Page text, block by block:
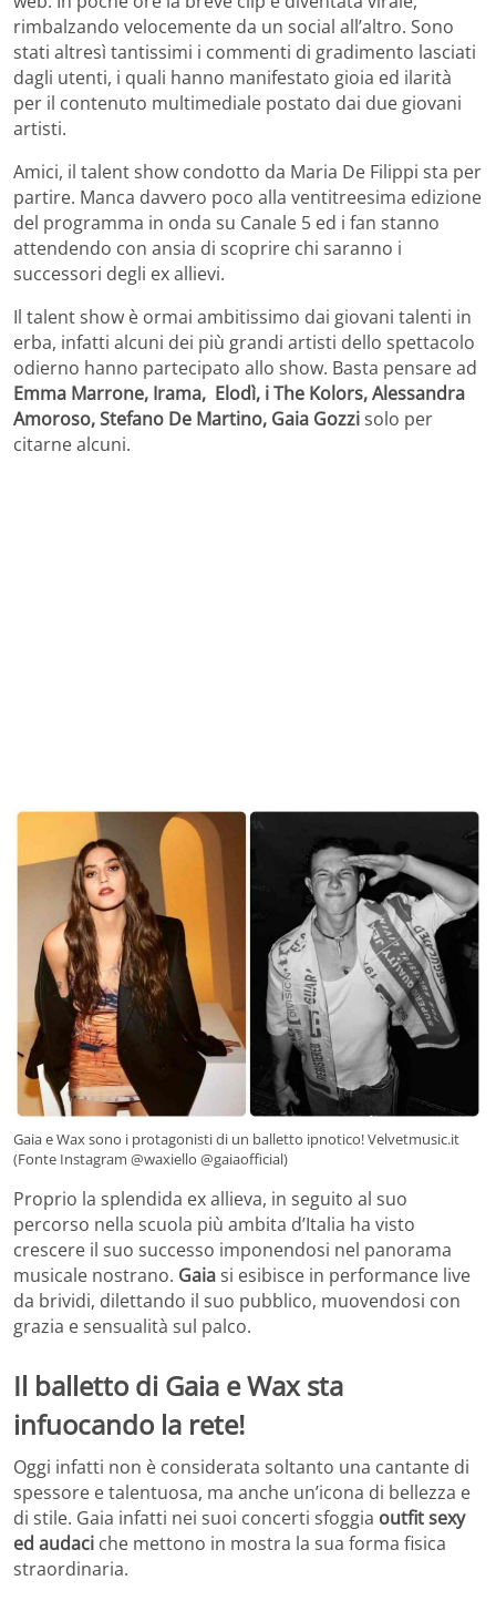
rimbalzando velocemente da un social all’altro. Sono
stati altresì tantissimi i commenti di gradimento lasciati
dagli utenti, i quali hanno manifestato gioia ed ilarità
per il contenuto multimediale postato dai due giovani
artisti.
Amici, il talent show condotto da Maria De Filippi sta per
partire. Manca davvero poco alla ventitreesima edizione
del programma in onda su Canale 5 ed i fan stanno
attendendo con ansia di scoprire chi saranno i
successori degli ex allievi.
Il talent show è ormai ambitissimo dai giovani talenti in
erba, infatti alcuni dei più grandi artisti dello spettacolo
odierno hanno partecipato allo show. Basta pensare ad
Emma Marrone, Irama, Elodì, i The Kolors, Alessandra
Amoroso, Stefano De Martino, Gaia Gozzisolo per
citarne alcuni.
Gaia e Wax sono i protagonisti di un balletto ipnotico! Velvetmusic.it
(Fonte Instagram @waxiello @gaiaofficial)
Proprio la splendida ex allieva, in seguito al suo
percorso nella scuola più ambita d’Italia ha visto
crescere il suo successo imponendosi nel panorama
musicale nostrano. Gaiasi esibisce in performance live
da brividi, dilettando il suo pubblico, muovendosi con
grazia e sensualità sul palco.
Il balletto di Gaia e Wax sta
infuocando la rete!
Oggi infatti non è considerata soltanto una cantante di
spessore e talentuosa, ma anche un’icona di bellezza e
di stile. Gaia infatti nei suoi concerti sfoggia outfit sexy
ed audaci che mettono in mostra la sua forma fisica
straordinaria.